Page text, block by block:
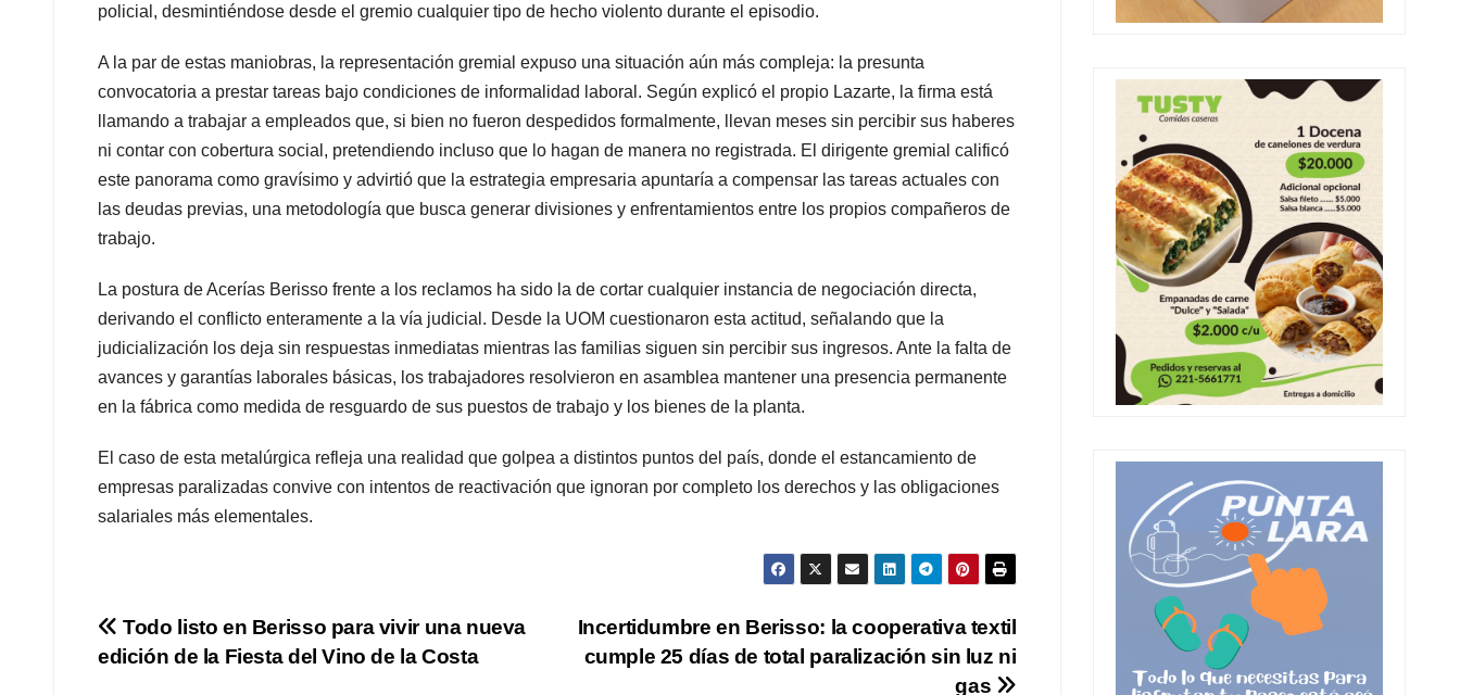
policial, desmintiéndose desde el gremio cualquier tipo de hecho violento durante el episodio.
A la par de estas maniobras, la representación gremial expuso una situación aún más compleja: la presunta
convocatoria a prestar tareas bajo condiciones de informalidad laboral. Según explicó el propio Lazarte, la firma está
llamando a trabajar a empleados que, si bien no fueron despedidos formalmente, llevan meses sin percibir sus haberes
ni contar con cobertura social, pretendiendo incluso que lo hagan de manera no registrada. El dirigente gremial calificó
este panorama como gravísimo y advirtió que la estrategia empresaria apuntaría a compensar las tareas actuales con
las deudas previas, una metodología que busca generar divisiones y enfrentamientos entre los propios compañeros de
trabajo.
La postura de Acerías Berisso frente a los reclamos ha sido la de cortar cualquier instancia de negociación directa,
derivando el conflicto enteramente a la vía judicial. Desde la UOM cuestionaron esta actitud, señalando que la
judicialización los deja sin respuestas inmediatas mientras las familias siguen sin percibir sus ingresos. Ante la falta de
avances y garantías laborales básicas, los trabajadores resolvieron en asamblea mantener una presencia permanente
en la fábrica como medida de resguardo de sus puestos de trabajo y los bienes de la planta.
El caso de esta metalúrgica refleja una realidad que golpea a distintos puntos del país, donde el estancamiento de
empresas paralizadas convive con intentos de reactivación que ignoran por completo los derechos y las obligaciones
salariales más elementales.
Navegación
Incertidumbre en Berisso: la cooperativa textil
cumple 25 días de total paralización sin luz ni
gas
Todo listo en Berisso para vivir una nueva
edición de la Fiesta del Vino de la Costa